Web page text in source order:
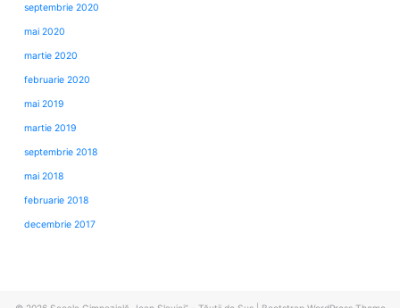
septembrie 2020
mai 2020
martie 2020
februarie 2020
mai 2019
martie 2019
septembrie 2018
mai 2018
februarie 2018
decembrie 2017